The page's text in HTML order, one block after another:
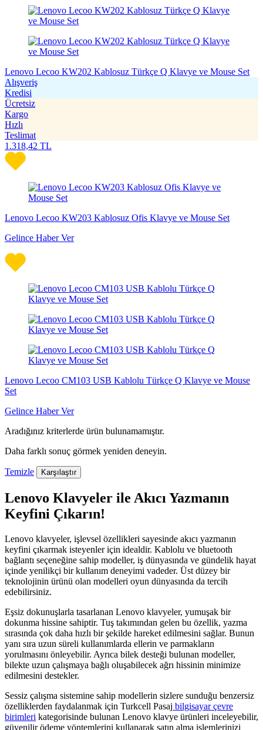
Lenovo Lecoo KW202 Kablosuz Türkçe Q Klavye ve Mouse Set
Alışveriş
Kredisi
Ücretsiz
Kargo
Hızlı
Teslimat
1.318,42 TL
Lenovo Lecoo KW203 Kablosuz Ofis Klavye ve Mouse Set
Gelince Haber Ver
Lenovo Lecoo CM103 USB Kablolu Türkçe Q Klavye ve Mouse
Set
Gelince Haber Ver
Aradığınız kriterlerde ürün bulunamamıştır.
Daha farklı sonuç görmek yeniden deneyin.
Temizle Karşılaştır
Lenovo Klavyeler ile Akıcı Yazmanın
Keyfini Çıkarın!
Lenovo klavyeler, işlevsel özellikleri sayesinde akıcı yazmanın
keyfini çıkarmak isteyenler için idealdir. Kablolu ve bluetooth
bağlantı seçeneğine sahip modeller, iş dünyasında ve gündelik hayat
içinde yenilikçi bir kullanım deneyimi vadeder. Üst düzey bir
teknolojinin ürünü olan modelleri oyun dünyasında da tercih
edebilirsiniz.
Eşsiz dokunuşlarla tasarlanan Lenovo klavyeler, yumuşak bir
dokunma hissine sahiptir. Tuş takımından gelen bu özellik, yazma
sırasında çok daha hızlı bir şekilde hareket edilmesini sağlar. Bunun
yanı sıra uzun süreli kullanımlarda ellerin ve parmakların
yorulmasını önleyebilir. Ayrıca bilek desteği bulunan modeller,
bilekte uzun çalışmaya bağlı oluşabilecek ağrı hissinin minimize
edilmesini destekler.
Sessiz çalışma sistemine sahip modellerin sizlere sunduğu benzersiz
özelliklerden faydalanmak için Turkcell Pasaj bilgisayar çevre
birimleri kategorisinde bulunan Lenovo klavye ürünleri inceleyebilir,
güvenilir ödeme yöntemlerini kullanarak satın alma işlemlerinizi